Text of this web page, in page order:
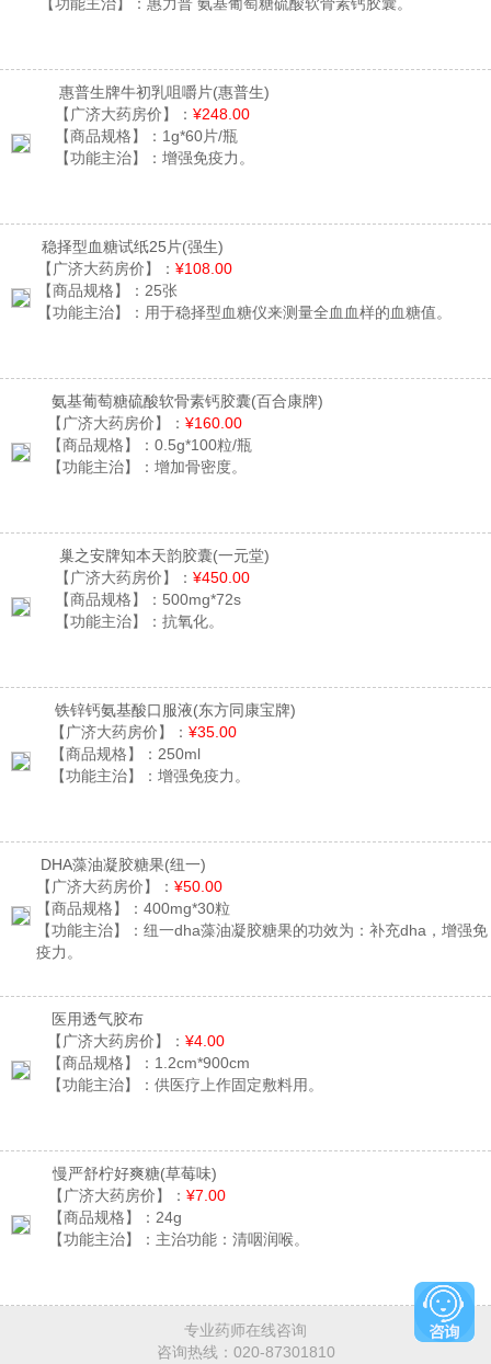
【功能主治】： 惠力普 氨基葡萄糖硫酸软骨素钙胶囊。
惠普生牌牛初乳咀嚼片(惠普生)
【广济大药房价】： ¥248.00
【商品规格】： 1g*60片/瓶
【功能主治】： 增强免疫力。
稳择型血糖试纸25片(强生)
【广济大药房价】： ¥108.00
【商品规格】： 25张
【功能主治】： 用于稳择型血糖仪来测量全血血样的血糖值。
氨基葡萄糖硫酸软骨素钙胶囊(百合康牌)
【广济大药房价】： ¥160.00
【商品规格】： 0.5g*100粒/瓶
【功能主治】： 增加骨密度。
巢之安牌知本天韵胶囊(一元堂)
【广济大药房价】： ¥450.00
【商品规格】： 500mg*72s
【功能主治】： 抗氧化。
铁锌钙氨基酸口服液(东方同康宝牌)
【广济大药房价】： ¥35.00
【商品规格】： 250ml
【功能主治】： 增强免疫力。
DHA藻油凝胶糖果(纽一)
【广济大药房价】： ¥50.00
【商品规格】： 400mg*30粒
【功能主治】： 纽一dha藻油凝胶糖果的功效为：补充dha，增强免
疫力。
医用透气胶布
【广济大药房价】： ¥4.00
【商品规格】： 1.2cm*900cm
【功能主治】： 供医疗上作固定敷料用。
慢严舒柠好爽糖(草莓味)
【广济大药房价】： ¥7.00
【商品规格】： 24g
【功能主治】： 主治功能：清咽润喉。
专业药师在线咨询
咨询热线： 020-87301810